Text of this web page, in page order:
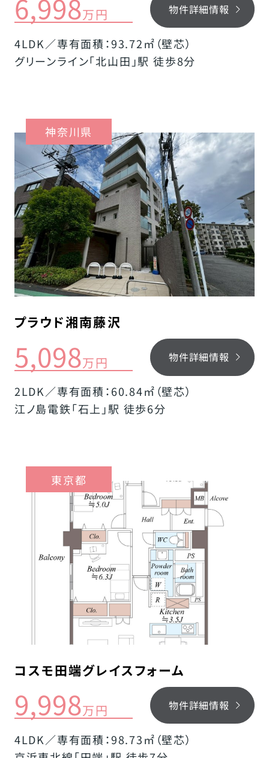
6,998万円 物件詳細情報
4LDK／専有面積：93.72㎡（壁芯）
グリーンライン「北山田」駅 徒歩8分
神奈川県
プラウド湘南藤沢
5,098万円 物件詳細情報
2LDK／専有面積：60.84㎡（壁芯）
江ノ島電鉄「石上」駅 徒歩6分
東京都
コスモ田端グレイスフォーム
9,998万円 物件詳細情報
4LDK／専有面積：98.73㎡（壁芯）